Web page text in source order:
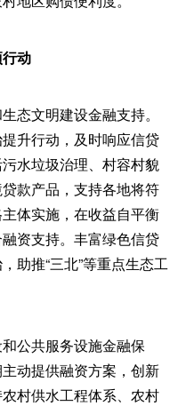
动
态文明建设金融支持。
升行动，及时响应信贷
水垃圾治理、村容村貌
款产品，支持各地将符
体实施，在收益自平衡
资支持。丰富绿色信贷
助推“三北”等重点生态工
公共服务设施金融保
动提供融资方案，创新
村供水工程体系、农村